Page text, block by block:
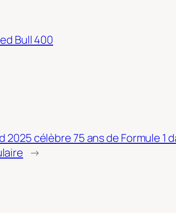
Bull 400
2025 célèbre 75 ans de Formule 1
→